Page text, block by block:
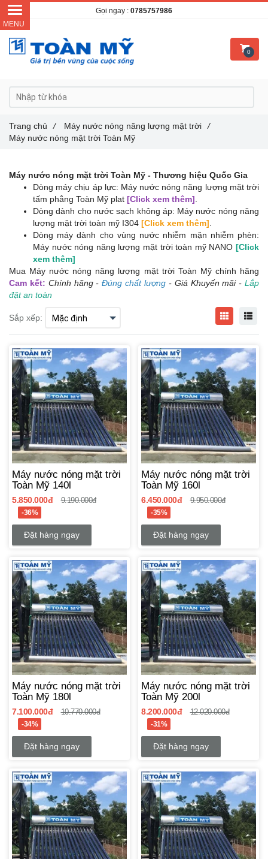
Máy nước nóng mặt trời Toàn Mỹ - Thương hiệu Quốc Gia
Dòng máy chịu áp lực: Máy nước nóng năng lượng mặt trời
tấm phẳng Toàn Mỹ plat [Click xem thêm]
Dòng dành cho nước sạch không áp: Máy nước nóng năng
lượng mặt trời toàn mỹ I304 [Click xem thêm]
Dòng máy dành cho vùng nước nhiễm mặn nhiễm phèn:
Máy nước nóng năng lượng mặt trời toàn mỹ NANO [Click
xem thêm]
Mua Máy nước nóng năng lượng mặt trời Toàn Mỹ chính hãng
Cam kết: Chính hãng -Đúng chất lượng- Giá Khuyến mãi - Lắp
đặt an toàn
Sắp xếp:
Máy nước nóng mặt trời
Toàn Mỹ 140l
5.850.000đ 9.190.000đ
-36%
Đặt hàng ngay
Máy nước nóng mặt trời
Toàn Mỹ 160l
6.450.000đ 9.950.000đ
-35%
Đặt hàng ngay
Máy nước nóng mặt trời
Toàn Mỹ 180l
7.100.000đ 10.770.000đ
-34%
Đặt hàng ngay
Máy nước nóng mặt trời
Toàn Mỹ 200l
8.200.000đ 12.020.000đ
-31%
Đặt hàng ngay
Trang chủ / Máy nước nóng năng lượng mặt trời
/
Máy nước nóng mặt trời Toàn Mỹ
Gọi ngay : 0785757986
0